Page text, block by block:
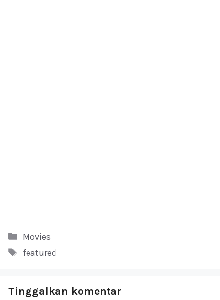
Kategori
Movies
Tag
featured
Tinggalkan komentar